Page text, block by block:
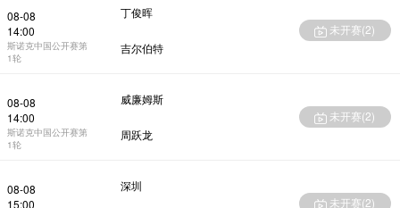
08-08
14:00
斯诺克中国公开赛第
1轮
丁俊晖
吉尔伯特
未开赛(2)
08-08
14:00
斯诺克中国公开赛第
1轮
威廉姆斯
周跃龙
未开赛(2)
08-08
15:00
深圳
未开赛(2)